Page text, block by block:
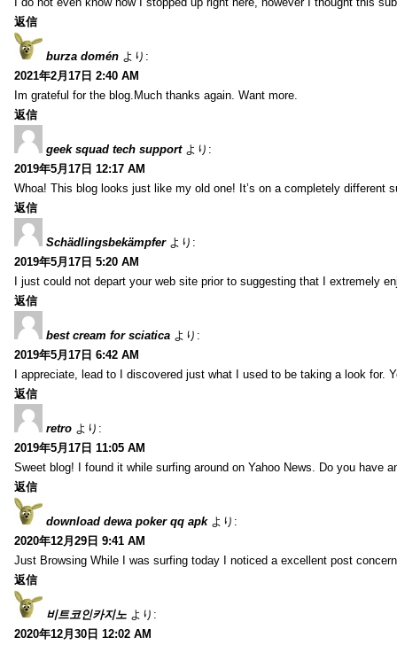
返信
burza domén より:
2021年2月17日 2:40 AM
Im grateful for the blog.Much thanks again. Want more.
返信
geek squad tech support より:
2019年5月17日 12:17 AM
Whoa! This blog looks just like my old one! It’s on a completely
返信
Schädlingsbekämpfer より:
2019年5月17日 5:20 AM
I just could not depart your web site prior to suggesting that I extremely
返信
best cream for sciatica より:
2019年5月17日 6:42 AM
I appreciate, lead to I discovered just what I used to be taking a look for.
返信
retro より:
2019年5月17日 11:05 AM
Sweet blog! I found it while surfing around on Yahoo News. Do you have
返信
download dewa poker qq apk より:
2020年12月29日 9:41 AM
Just Browsing While I was surfing today I noticed a excellent post
返信
비트코인카지노 より:
2020年12月30日 12:02 AM